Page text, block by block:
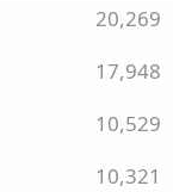
20,269
17,948
10,529
10,321